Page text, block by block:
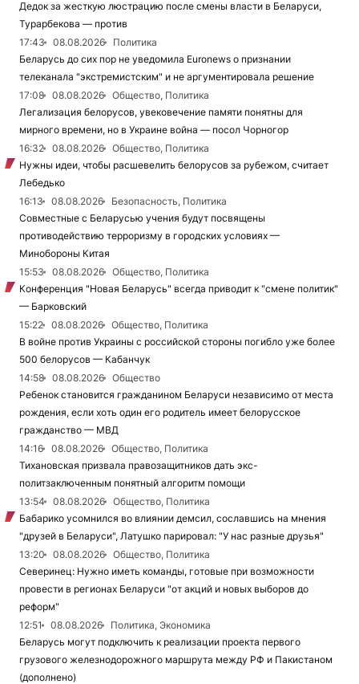
Дедок за жесткую люстрацию после смены власти в Беларуси,
Турарбекова — против
17:43
08.08.2026
Политика
Беларусь до сих пор не уведомила Euronews о признании
телеканала "экстремистским" и не аргументировала решение
17:08
08.08.2026
Общество, Политика
Легализация белорусов, увековечение памяти понятны для
мирного времени, но в Украине война — посол Чорногор
16:32
08.08.2026
Общество, Политика
Нужны идеи, чтобы расшевелить белорусов за рубежом, считает
Лебедько
16:13
08.08.2026
Безопасность, Политика
Совместные с Беларусью учения будут посвящены
противодействию терроризму в городских условиях —
Минобороны Китая
15:53
08.08.2026
Общество, Политика
Конференция "Новая Беларусь" всегда приводит к "смене политик"
— Барковский
15:22
08.08.2026
Общество, Политика
В войне против Украины с российской стороны погибло уже более
500 белорусов — Кабанчук
14:58
08.08.2026
Общество
Ребенок становится гражданином Беларуси независимо от места
рождения, если хоть один его родитель имеет белорусское
гражданство — МВД
14:16
08.08.2026
Общество, Политика
Тихановская призвала правозащитников дать экс-
политзаключенным понятный алгоритм помощи
13:54
08.08.2026
Общество, Политика
Бабарико усомнился во влиянии демсил, сославшись на мнения
"друзей в Беларуси", Латушко парировал: "У нас разные друзья"
13:20
08.08.2026
Общество, Политика
Северинец: Нужно иметь команды, готовые при возможности
провести в регионах Беларуси "от акций и новых выборов до
реформ"
12:51
08.08.2026
Политика, Экономика
Беларусь могут подключить к реализации проекта первого
грузового железнодорожного маршрута между РФ и Пакистаном
(дополнено)